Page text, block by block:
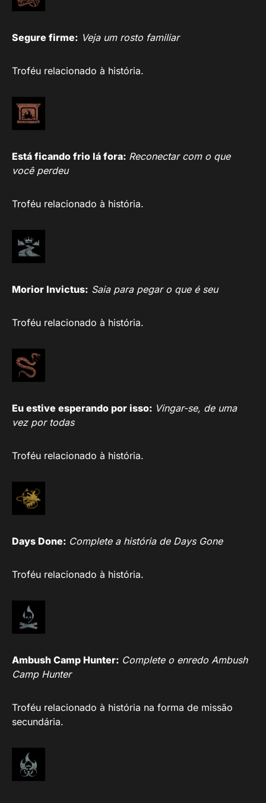
Segure firme: Veja um rosto familiar
Troféu relacionado à história.
Está ficando frio lá fora: Reconectar com o que
você perdeu
Troféu relacionado à história.
Morior Invictus: Saia para pegar o que é seu
Troféu relacionado à história.
Eu estive esperando por isso: Vingar-se, de uma
vez por todas
Troféu relacionado à história.
Days Done: Complete a história de Days Gone
Troféu relacionado à história.
Ambush Camp Hunter: Complete o enredo Ambush
Camp Hunter
Troféu relacionado à história na forma de missão
secundária.